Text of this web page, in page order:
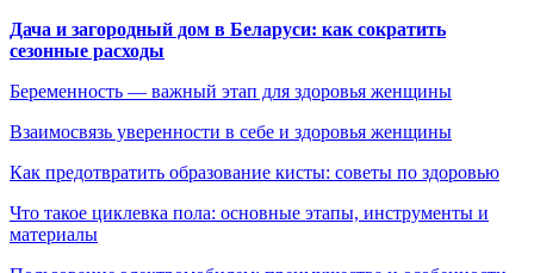
Дача и загородный дом в Беларуси: как сократить
сезонные расходы
Беременность — важный этап для здоровья женщины
Взаимосвязь уверенности в себе и здоровья женщины
Как предотвратить образование кисты: советы по здоровью
Что такое циклевка пола: основные этапы, инструменты и
материалы